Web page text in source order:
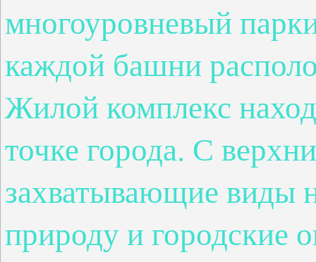
многоуровневый
каждой башни
Жилой комплекс
точке города. С
захватывающие
природу и городские